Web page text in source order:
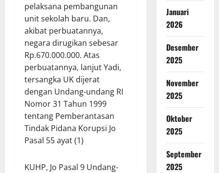
pelaksana pembangunan
unit sekolah baru. Dan,
akibat perbuatannya,
negara dirugikan sebesar
Rp.670.000.000. Atas
perbuatannya, lanjut Yadi,
tersangka UK dijerat
dengan Undang-undang RI
Nomor 31 Tahun 1999
tentang Pemberantasan
Tindak Pidana Korupsi Jo
Pasal 55 ayat (1)
KUHP, Jo Pasal 9 Undang-
Januari
2026
Desember
2025
November
2025
Oktober
2025
September
2025